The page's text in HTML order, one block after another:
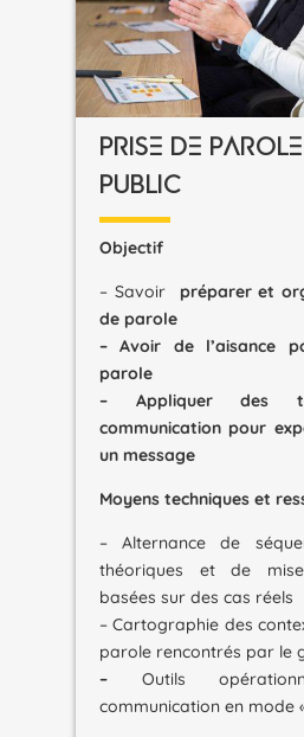
PRISE DE
PUBLIC
Objectif
– Savoir
préparer et
de parole
– Avoir de l’aisance
parole
– Appliquer des
communication pour
un message
Moyens techniques et
– Alternance de
théoriques et de
basées sur des cas réels
– Cartographie des
parole rencontrés par le
– Outils
communication en mode